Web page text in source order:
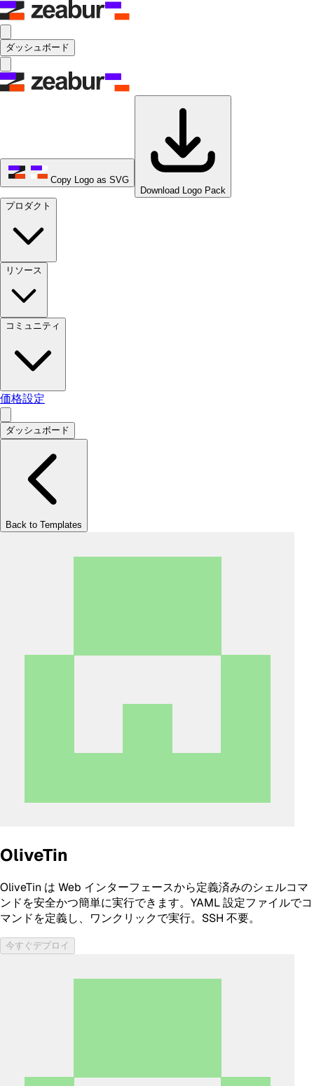
ダッシュボード
Copy Logo as SVG
Download Logo Pack
プロダクト
リソース
コミュニティ
価格設定
ダッシュボード
Back to Templates
OliveTin
OliveTin は Web インターフェースから定義済みのシェルコマ
ンドを安全かつ簡単に実行できます。YAML 設定ファイルでコ
マンドを定義し、ワンクリックで実行。SSH 不要。
今すぐデプロイ